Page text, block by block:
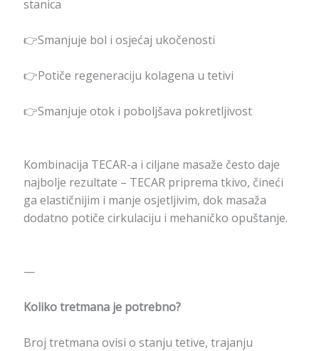
stanica
👉Smanjuje bol i osjećaj ukočenosti
👉Potiče regeneraciju kolagena u tetivi
👉Smanjuje otok i poboljšava pokretljivost
Kombinacija TECAR-a i ciljane masaže često daje
najbolje rezultate – TECAR priprema tkivo, čineći
ga elastičnijim i manje osjetljivim, dok masaža
dodatno potiče cirkulaciju i mehaničko opuštanje.
—
Koliko tretmana je potrebno?
Broj tretmana ovisi o stanju tetive, trajanju